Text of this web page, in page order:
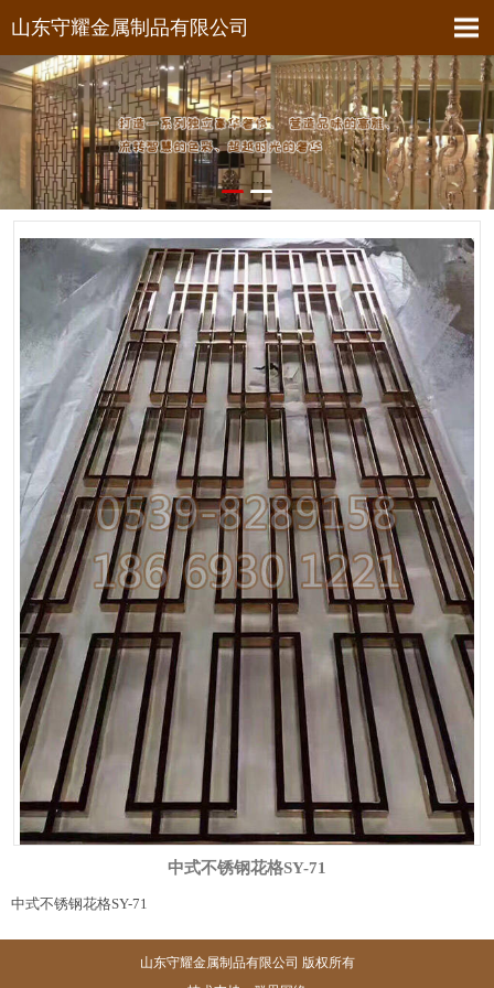
山东守耀金属制品有限公司
中式不锈钢花格SY-71
中式不锈钢花格SY-71
山东守耀金属制品有限公司 版权所有